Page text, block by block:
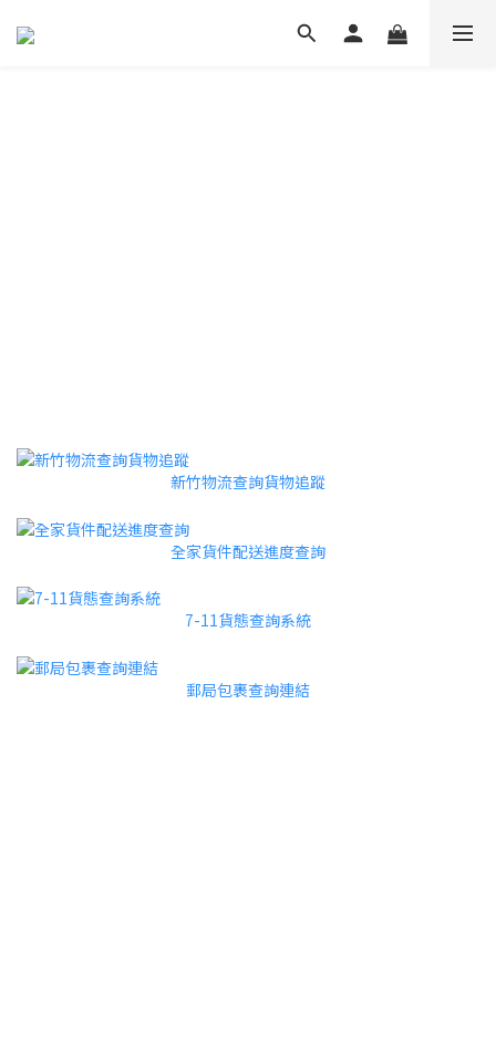
新竹物流查詢貨物追蹤
全家貨件配送進度查詢
7-11貨態查詢系統
郵局包裹查詢連結